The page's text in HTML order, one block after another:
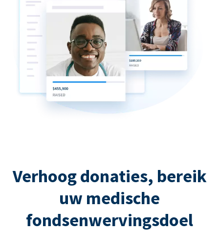
Verhoog donaties, bereik
uw medische
fondsenwervingsdoel